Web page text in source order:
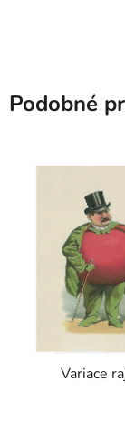
Podobné
Variace